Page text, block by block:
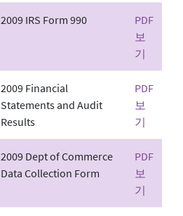
2009 IRS Form 990
PDF
보
기
2009 Financial
Statements and Audit
Results
PDF
보
기
2009 Dept of Commerce
Data Collection Form
PDF
보
기